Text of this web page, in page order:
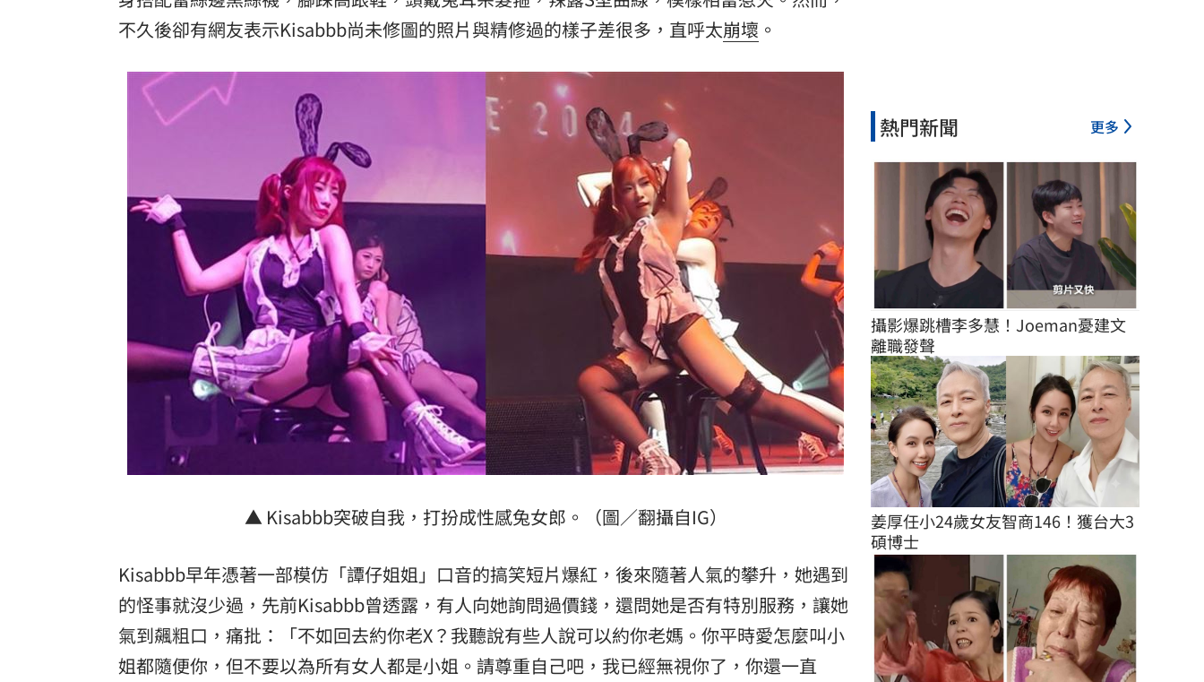
不久後卻有網友表示Kisabbb尚未修圖的照片與精修過的樣子差很多，直呼太崩壞 。
▲ Kisabbb突破自我，打扮成性感兔女郎。（圖／翻攝自IG）
Kisabbb早年憑著一部模仿「譚仔姐姐」口音的搞笑短片爆紅，後來隨著人氣的攀升，她遇到
的怪事就沒少過，先前Kisabbb曾透露，有人向她詢問過價錢，還問她是否有特別服務，讓她
氣到飆粗口，痛批：「不如回去約你老X？我聽說有些人說可以約你老媽。你平時愛怎麼叫小
姐都隨便你，但不要以為所有女人都是小姐。請尊重自己吧，我已經無視你了，你還一直
熱門新聞 更多
攝影爆跳槽李多慧！Joeman憂建文
離職發聲
姜厚任小24歲女友智商146！獲台大3
碩博士